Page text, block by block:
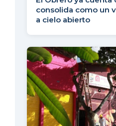
consolida como un
a cielo abierto